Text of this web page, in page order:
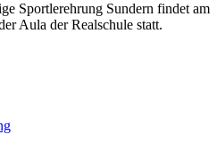
Sportlerehrung Sundern findet am
Aula der Realschule statt.